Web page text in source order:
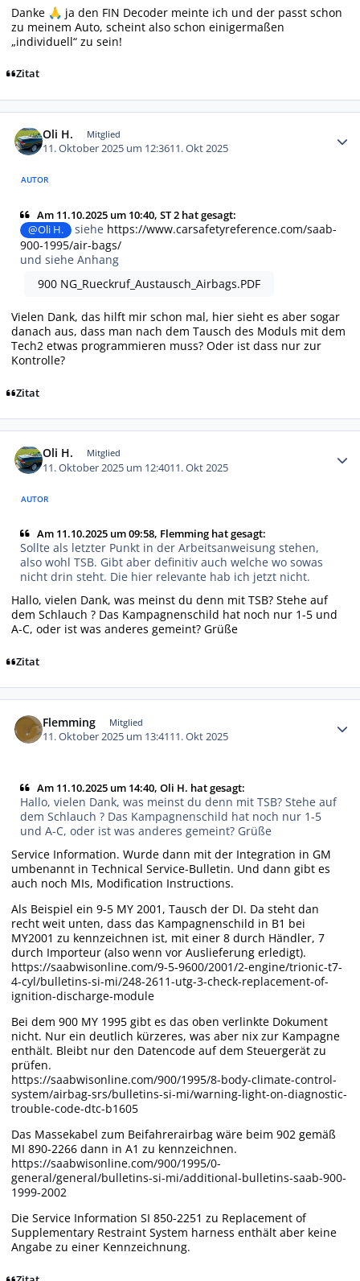
Danke 🙏 ja den FIN Decoder meinte ich und der passt schon
zu meinem Auto, scheint also schon einigermaßen
„individuell“ zu sein!
Zitat
Oli H. Mitglied
11. Oktober 2025 um 12:3611. Okt 2025
AUTOR
Am 11.10.2025 um 10:40, ST 2 hat gesagt:
@Oli H. siehe https://www.carsafetyreference.com/saab-
900-1995/air-bags/
und siehe Anhang
900 NG_Rueckruf_Austausch_Airbags.PDF
Vielen Dank, das hilft mir schon mal, hier sieht es aber sogar
danach aus, dass man nach dem Tausch des Moduls mit dem
Tech2 etwas programmieren muss? Oder ist dass nur zur
Kontrolle?
Zitat
Oli H. Mitglied
11. Oktober 2025 um 12:4011. Okt 2025
AUTOR
Am 11.10.2025 um 09:58, Flemming hat gesagt:
Sollte als letzter Punkt in der Arbeitsanweisung stehen,
also wohl TSB. Gibt aber definitiv auch welche wo sowas
nicht drin steht. Die hier relevante hab ich jetzt nicht.
Hallo, vielen Dank, was meinst du denn mit TSB? Stehe auf
dem Schlauch ? Das Kampagnenschild hat noch nur 1-5 und
A-C, oder ist was anderes gemeint? Grüße
Zitat
Flemming Mitglied
11. Oktober 2025 um 13:4111. Okt 2025
Am 11.10.2025 um 14:40, Oli H. hat gesagt:
Hallo, vielen Dank, was meinst du denn mit TSB? Stehe auf
dem Schlauch ? Das Kampagnenschild hat noch nur 1-5
und A-C, oder ist was anderes gemeint? Grüße
Service Information. Wurde dann mit der Integration in GM
umbenannt in Technical Service-Bulletin. Und dann gibt es
auch noch MIs, Modification Instructions.
Als Beispiel ein 9-5 MY 2001, Tausch der DI. Da steht dan
recht weit unten, dass das Kampagnenschild in B1 bei
MY2001 zu kennzeichnen ist, mit einer 8 durch Händler, 7
durch Importeur (also wenn vor Auslieferung erledigt).
https://saabwisonline.com/9-5-9600/2001/2-engine/trionic-t7-
4-cyl/bulletins-si-mi/248-2611-utg-3-check-replacement-of-
ignition-discharge-module
Bei dem 900 MY 1995 gibt es das oben verlinkte Dokument
nicht. Nur ein deutlich kürzeres, was aber nix zur Kampagne
enthält. Bleibt nur den Datencode auf dem Steuergerät zu
prüfen.
https://saabwisonline.com/900/1995/8-body-climate-control-
system/airbag-srs/bulletins-si-mi/warning-light-on-diagnostic-
trouble-code-dtc-b1605
Das Massekabel zum Beifahrerairbag wäre beim 902 gemäß
MI 890-2266 dann in A1 zu kennzeichnen.
https://saabwisonline.com/900/1995/0-
general/general/bulletins-si-mi/additional-bulletins-saab-900-
1999-2002
Die Service Information SI 850-2251 zu Replacement of
Supplementary Restraint System harness enthält aber keine
Angabe zu einer Kennzeichnung.